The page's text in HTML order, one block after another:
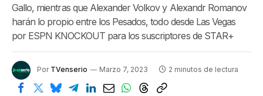
Gallo, mientras que Alexander Volkov y Alexandr Romanov
harán lo propio entre los Pesados, todo desde Las Vegas
por ESPN KNOCKOUT para los suscriptores de STAR+
Por TVenserio Marzo 7, 2023 2 minutos de lectura